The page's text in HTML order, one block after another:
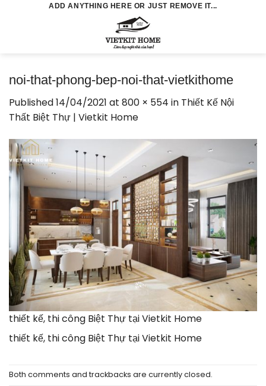
ADD ANYTHING HERE OR JUST REMOVE IT...
noi-that-phong-bep-noi-that-vietkithome
Published14/04/2021 at 800 × 554 in Thiết Kế Nội
Thất Biệt Thự | Vietkit Home
thiết kế, thi công Biệt Thự tại Vietkit Home
thiết kế, thi công Biệt Thự tại Vietkit Home
Both comments and trackbacks are currently closed.